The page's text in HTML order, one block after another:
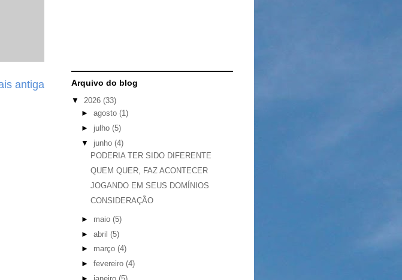
antiga Arquivo do blog
▼ 2026 (33)
► agosto (1)
► julho (5)
▼ junho (4)
PODERIA TER SIDO DIFERENTE
QUEM QUER, FAZ ACONTECER
JOGANDO EM SEUS DOMÍNIOS
CONSIDERAÇÃO
► maio (5)
► abril (5)
► março (4)
► fevereiro (4)